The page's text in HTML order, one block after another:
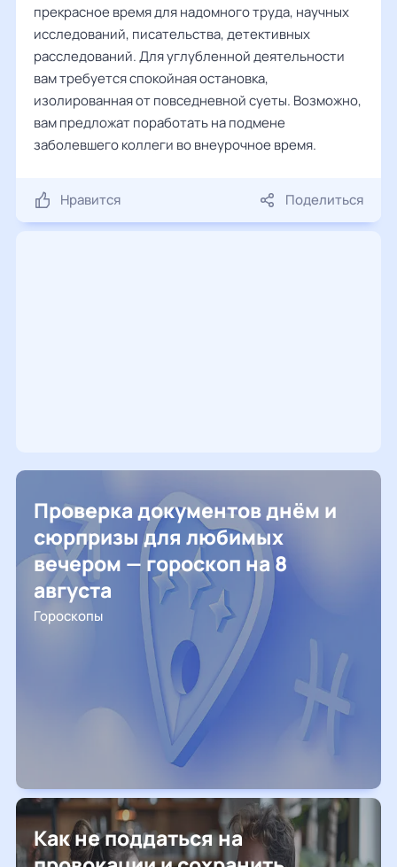
прекрасное время для надомного труда, научных
исследований, писательства, детективных
расследований. Для углубленной деятельности
вам требуется спокойная остановка,
изолированная от повседневной суеты. Возможно,
вам предложат поработать на подмене
заболевшего коллеги во внеурочное время.
Нравится Поделиться
Проверка документов днём и
сюрпризы для любимых
вечером — гороскоп на 8
августа
Гороскопы
Как не поддаться на